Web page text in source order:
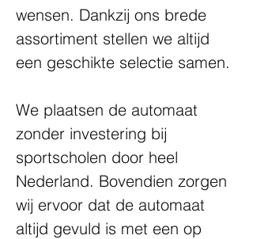
wensen. Dankzij ons brede
assortiment stellen we altijd
een geschikte selectie samen.
We plaatsen de automaat
zonder investering bij
sportscholen door heel
Nederland. Bovendien zorgen
wij ervoor dat de automaat
altijd gevuld is met een op